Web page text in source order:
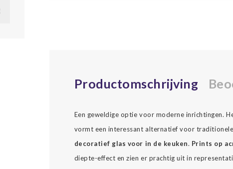
Productomschrijving
Een geweldige optie voor moderne inrichtingen.
vormt een interessant alternatief voor
decoratief glas voor in de keuken. Prints op
diepte-effect en zien er prachtig uit in